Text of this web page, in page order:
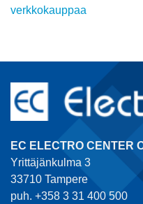
verkkokauppaa
EC ELECTRO CENTER
Yrittäjänkulma 3
33710 Tampere
puh. +358 3 31 400 500